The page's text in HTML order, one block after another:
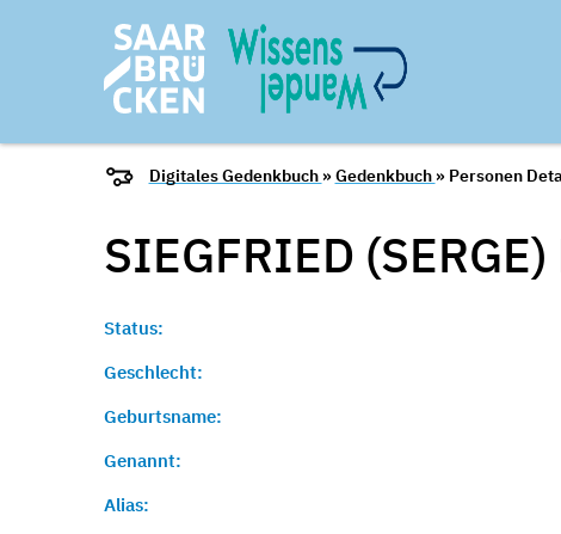
Digitales Gedenkbuch »Gedenkbuch » Personen
SIEGFRIED (SERGE)
Status:
Geschlecht:
Geburtsname:
Genannt:
Alias: